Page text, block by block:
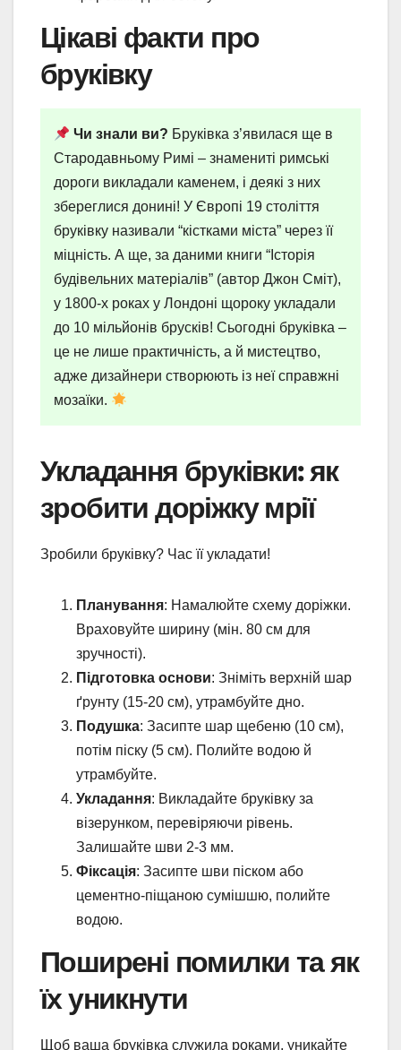
Цікаві факти про
бруківку
Чи знали ви? Бруківка з’явилася ще в
Стародавньому Римі – знамениті римські
дороги викладали каменем, і деякі з них
збереглися донині! У Європі 19 століття
бруківку називали “кістками міста” через її
міцність. А ще, за даними книги “Історія
будівельних матеріалів” (автор Джон Сміт),
у 1800-х роках у Лондоні щороку укладали
до 10 мільйонів брусків! Сьогодні бруківка –
це не лише практичність, а й мистецтво,
адже дизайнери створюють із неї справжні
мозаїки.
Укладання бруківки: як
зробити доріжку мрії
Зробили бруківку? Час її укладати!
Планування: Намалюйте схему доріжки.
Враховуйте ширину (мін. 80 см для
зручності).
Підготовка основи: Зніміть верхній шар
ґрунту (15-20 см), утрамбуйте дно.
Подушка: Засипте шар щебеню (10 см),
потім піску (5 см). Полийте водою й
утрамбуйте.
Укладання: Викладайте бруківку за
візерунком, перевіряючи рівень.
Залишайте шви 2-3 мм.
Фіксація: Засипте шви піском або
цементно-піщаною сумішшю, полийте
водою.
Поширені помилки та як
їх уникнути
Щоб ваша бруківка служила роками, уникайте